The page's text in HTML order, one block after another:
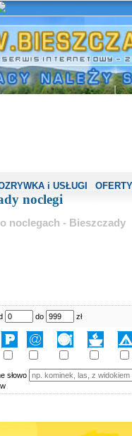
i USŁUGI
noclegi
noclegach - Bieszczady
do zł
słowo